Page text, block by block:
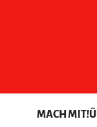
MACH MIT!